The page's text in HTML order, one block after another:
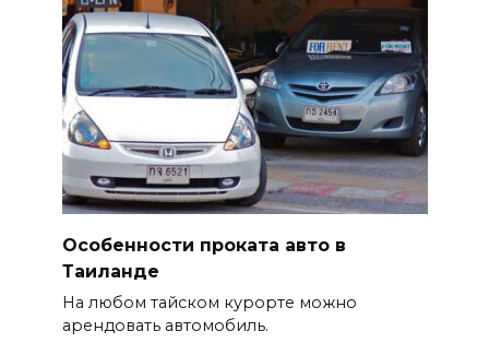
Особенности проката авто в
Таиланде
На любом тайском курорте можно
арендовать автомобиль.